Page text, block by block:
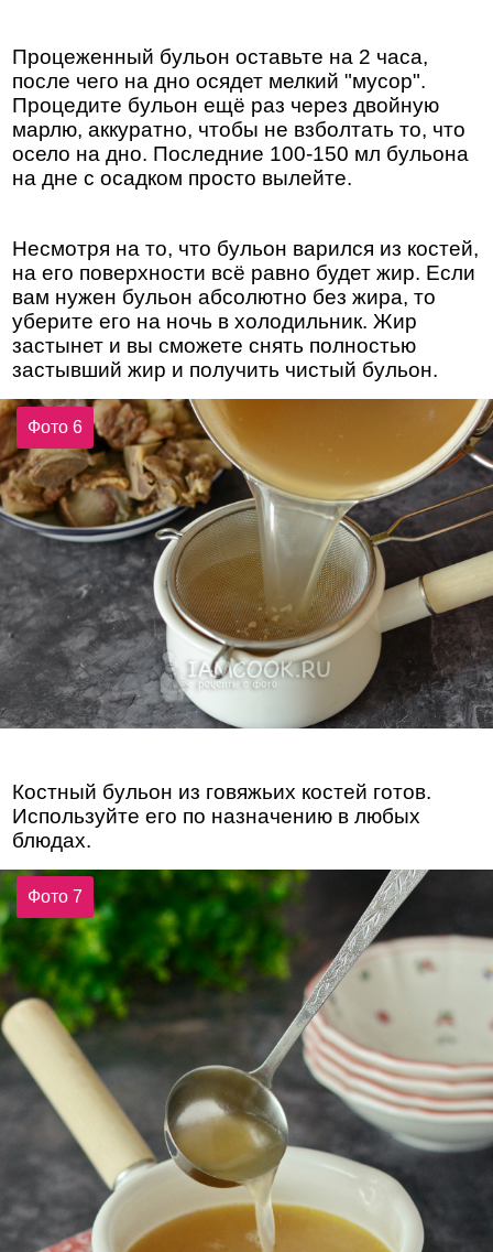
Процеженный бульон оставьте на 2 часа,
после чего на дно осядет мелкий "мусор".
Процедите бульон ещё раз через двойную
марлю, аккуратно, чтобы не взболтать то, что
осело на дно. Последние 100-150 мл бульона
на дне с осадком просто вылейте.
Несмотря на то, что бульон варился из костей,
на его поверхности всё равно будет жир. Если
вам нужен бульон абсолютно без жира, то
уберите его на ночь в холодильник. Жир
застынет и вы сможете снять полностью
застывший жир и получить чистый бульон.
Фото 6
Костный бульон из говяжьих костей готов.
Используйте его по назначению в любых
блюдах.
Фото 7